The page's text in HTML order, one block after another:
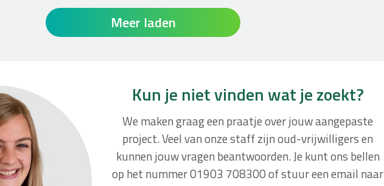
Meer laden
Kun je niet vinden wat je zoekt?
We maken graag een praatje over jouw aangepaste
project. Veel van onze staff zijn oud-vrijwilligers en
kunnen jouw vragen beantwoorden. Je kunt ons bellen
op het nummer 01903 708300 of stuur een email naar